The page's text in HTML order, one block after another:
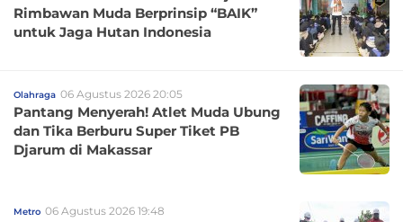
Rimbawan Muda Berprinsip “BAIK”
untuk Jaga Hutan Indonesia
Olahraga 06 Agustus 2026 20:05
Pantang Menyerah! Atlet Muda Ubung
dan Tika Berburu Super Tiket PB
Djarum di Makassar
Metro 06 Agustus 2026 19:48